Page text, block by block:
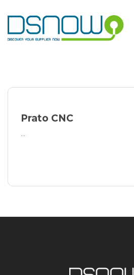
to
content
Prato CNC
...